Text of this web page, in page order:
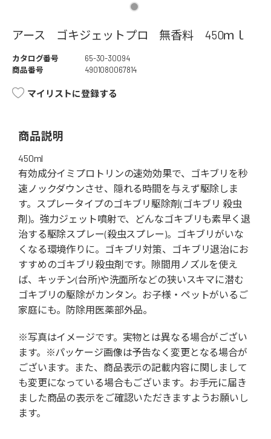
アース ゴキジェットプロ 無香料 450ｍｌ
カタログ番号
65-30-30094
商品番号
4901080067814
マイリストに登録する
商品説明
450ml
有効成分イミプロトリンの速効効果で、ゴキブリを秒
速ノックダウンさせ、隠れる時間を与えず駆除しま
す。スプレータイプのゴキブリ駆除剤(ゴキブリ 殺虫
剤)。強力ジェット噴射で、どんなゴキブリも素早く退
治する駆除スプレー(殺虫スプレー)。ゴキブリがいな
くなる環境作りに。ゴキブリ対策、ゴキブリ退治にお
すすめのゴキブリ殺虫剤です。隙間用ノズルを使え
ば、キッチン(台所)や洗面所などの狭いスキマに潜む
ゴキブリの駆除がカンタン。お子様・ペットがいるご
家庭にも。防除用医薬部外品。
※写真はイメージです。実物とは異なる場合がござい
ます。※パッケージ画像は予告なく変更となる場合が
ございます。また、商品表示の記載内容に関しまして
も変更になっている場合もございます。お手元に届き
ました商品の表示をご確認いただきますようお願いし
ます。